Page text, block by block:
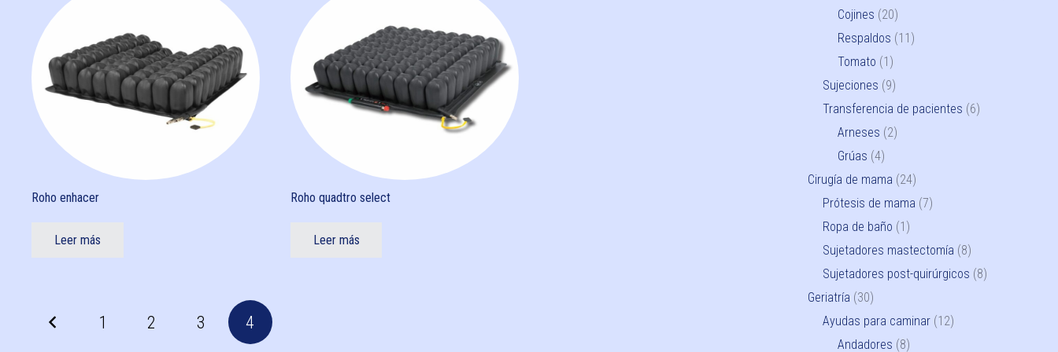
Roho enhacer
Leer más
Roho quadtro select
Leer más
Paginación
1 2 3 4
Cojines (20)
Respaldos (11)
Tomato (1)
Sujeciones (9)
Transferencia de pacientes (6)
Arneses (2)
Grúas (4)
Cirugía de mama (24)
Prótesis de mama (7)
Ropa de baño (1)
Sujetadores mastectomía (8)
Sujetadores post-quirúrgicos (8)
Geriatría (30)
Ayudas para caminar (12)
Andadores (8)